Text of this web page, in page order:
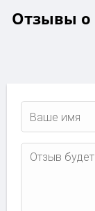
Отзывы о